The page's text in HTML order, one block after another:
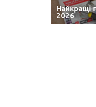
Найкращі
2026